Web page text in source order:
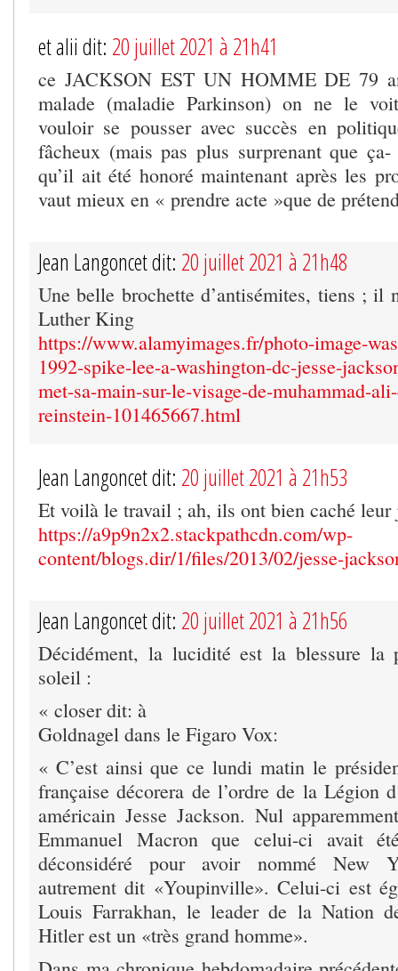
et alii dit: 20 juillet 2021 à 21h41
ce JACKSON EST UN HOMME DE 79
malade (maladie Parkinson) on ne le
vouloir se pousser avec succès en
fâcheux (mais pas plus surprenant que ça-
qu’il ait été honoré maintenant après les
vaut mieux en « prendre acte »que de
Jean Langoncet dit: 20 juillet 2021 à 21h48
Une belle brochette d’antisémites, tiens ; il
Luther King
https://www.alamyimages.fr/photo-image-
1992-spike-lee-a-washington-dc-jesse-
met-sa-main-sur-le-visage-de-muhammad-
reinstein-101465667.html
Jean Langoncet dit: 20 juillet 2021 à 21h53
Et voilà le travail ; ah, ils ont bien caché leur
https://a9p9n2x2.stackpathcdn.com/wp-
content/blogs.dir/1/files/2013/02/jesse-
Jean Langoncet dit: 20 juillet 2021 à 21h56
Décidément, la lucidité est la blessure la
soleil :
« closer dit: à
Goldnagel dans le Figaro Vox:
« C’est ainsi que ce lundi matin le
française décorera de l’ordre de la Légion
américain Jesse Jackson. Nul
Emmanuel Macron que celui-ci avait
déconsidéré pour avoir nommé New
autrement dit «Youpinville». Celui-ci est
Louis Farrakhan, le leader de la Nation
Hitler est un «très grand homme».